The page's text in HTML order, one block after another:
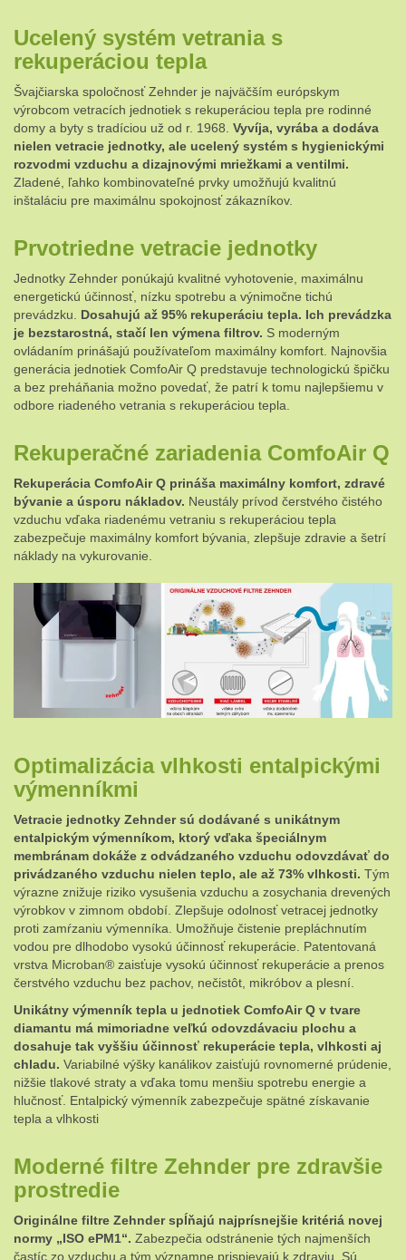
Ucelený systém vetrania s
rekuperáciou tepla
Švajčiarska spoločnosť Zehnder je najväčším európskym
výrobcom vetracích jednotiek s rekuperáciou tepla pre rodinné
domy a byty s tradíciou už od r. 1968. Vyvíja, vyrába a dodáva
nielen vetracie jednotky, ale ucelený systém s hygienickými
rozvodmi vzduchu a dizajnovými mriežkami a ventilmi.
Zladené, ľahko kombinovateľné prvky umožňujú kvalitnú
inštaláciu pre maximálnu spokojnosť zákazníkov.
Prvotriedne vetracie jednotky
Jednotky Zehnder ponúkajú kvalitné vyhotovenie, maximálnu
energetickú účinnosť, nízku spotrebu a výnimočne tichú
prevádzku. Dosahujú až 95% rekuperáciu tepla. Ich prevádzka
je bezstarostná, stačí len výmena filtrov. S moderným
ovládaním prinášajú používateľom maximálny komfort. Najnovšia
generácia jednotiek ComfoAir Q predstavuje technologickú špičku
a bez preháňania možno povedať, že patrí k tomu najlepšiemu v
odbore riadeného vetrania s rekuperáciou tepla.
Rekuperačné zariadenia ComfoAir Q
Rekuperácia ComfoAir Q prináša maximálny komfort, zdravé
bývanie a úsporu nákladov. Neustály prívod čerstvého čistého
vzduchu vďaka riadenému vetraniu s rekuperáciou tepla
zabezpečuje maximálny komfort bývania, zlepšuje zdravie a šetrí
náklady na vykurovanie.
Optimalizácia vlhkosti entalpickými
výmenníkmi
Vetracie jednotky Zehnder sú dodávané s unikátnym
entalpickým výmenníkom, ktorý vďaka špeciálnym
membránam dokáže z odvádzaného vzduchu odovzdávať do
privádzaného vzduchu nielen teplo, ale až 73% vlhkosti. Tým
výrazne znižuje riziko vysušenia vzduchu a zosychania drevených
výrobkov v zimnom období. Zlepšuje odolnosť vetracej jednotky
proti zamŕzaniu výmenníka. Umožňuje čistenie prepláchnutím
vodou pre dlhodobo vysokú účinnosť rekuperácie. Patentovaná
vrstva Microban® zaisťuje vysokú účinnosť rekuperácie a prenos
čerstvého vzduchu bez pachov, nečistôt, mikróbov a plesní.
Unikátny výmenník tepla u jednotiek ComfoAir Q v tvare
diamantu má mimoriadne veľkú odovzdávaciu plochu a
dosahuje tak vyššiu účinnosť rekuperácie tepla, vlhkosti aj
chladu. Variabilné výšky kanálikov zaisťujú rovnomerné prúdenie,
nižšie tlakové straty a vďaka tomu menšiu spotrebu energie a
hlučnosť. Entalpický výmenník zabezpečuje spätné získavanie
tepla a vlhkosti
Moderné filtre Zehnder pre zdravšie
prostredie
Originálne filtre Zehnder spĺňajú najprísnejšie kritériá novej
normy „ISO ePM1“. Zabezpečia odstránenie tých najmenších
častíc zo vzduchu a tým významne prispievajú k zdraviu. Sú